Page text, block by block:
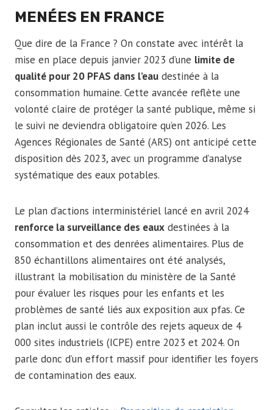
MENÉES EN FRANCE
Que dire de la France ? On constate avec intérêt la
mise en place depuis janvier 2023 d’une limite de
qualité pour 20 PFAS dans l’eau destinée à la
consommation humaine. Cette avancée reflète une
volonté claire de protéger la santé publique, même si
le suivi ne deviendra obligatoire qu’en 2026. Les
Agences Régionales de Santé (ARS) ont anticipé cette
disposition dès 2023, avec un programme d’analyse
systématique des eaux potables.
Le plan d’actions interministériel lancé en avril 2024
renforce la surveillance des eaux destinées à la
consommation et des denrées alimentaires. Plus de
850 échantillons alimentaires ont été analysés,
illustrant la mobilisation du ministère de la Santé
pour évaluer les risques pour les enfants et les
problèmes de santé liés aux exposition aux pfas. Ce
plan inclut aussi le contrôle des rejets aqueux de 4
000 sites industriels (ICPE) entre 2023 et 2024. On
parle donc d’un effort massif pour identifier les foyers
de contamination des eaux.